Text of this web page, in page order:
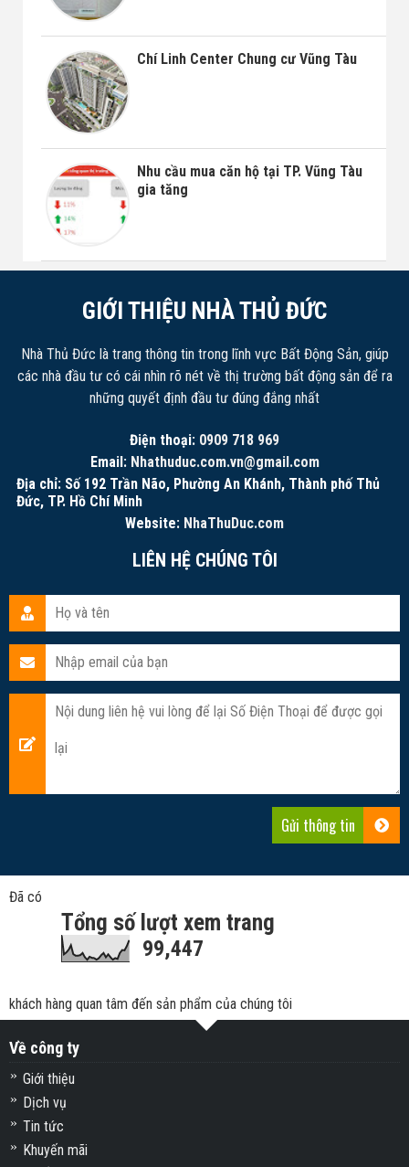
Chí Linh Center Chung cư Vũng Tàu
Nhu cầu mua căn hộ tại TP. Vũng Tàu
gia tăng
GIỚI THIỆU NHÀ THỦ ĐỨC
Nhà Thủ Đức là trang thông tin trong lĩnh vực Bất Động Sản, giúp
các nhà đầu tư có cái nhìn rõ nét về thị trường bất động sản để ra
những quyết định đầu tư đúng đắng nhất
Điện thoại: 0909 718 969
Email: Nhathuduc.com.vn@gmail.com
Địa chỉ: Số 192 Trần Não, Phường An Khánh, Thành phố Thủ
Đức, TP. Hồ Chí Minh
Website: NhaThuDuc.com
LIÊN HỆ CHÚNG TÔI
Đã có
Tổng số lượt xem trang
99,447
khách hàng quan tâm đến sản phẩm của chúng tôi
Về công ty
Giới thiệu
Dịch vụ
Tin tức
Khuyến mãi